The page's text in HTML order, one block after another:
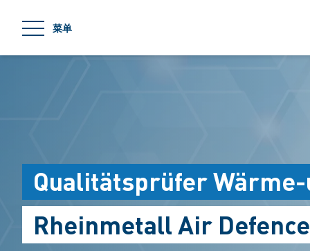
菜单
Qualitätsprüfer
Rheinmetall Air